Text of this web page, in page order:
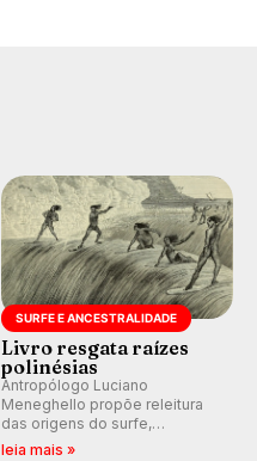
SURFE E ANCESTRALIDADE
Livro resgata raízes
polinésias
Antropólogo Luciano
Meneghello propõe releitura
das origens do surfe,
resgatando a cultura polinésia
leia mais »